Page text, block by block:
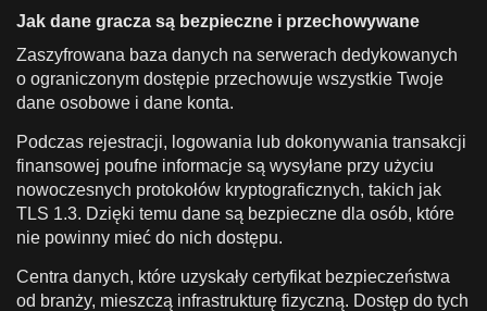
Jak dane gracza są bezpieczne i przechowywane
Zaszyfrowana baza danych na serwerach dedykowanych
o ograniczonym dostępie przechowuje wszystkie Twoje
dane osobowe i dane konta.
Podczas rejestracji, logowania lub dokonywania transakcji
finansowej poufne informacje są wysyłane przy użyciu
nowoczesnych protokołów kryptograficznych, takich jak
TLS 1.3. Dzięki temu dane są bezpieczne dla osób, które
nie powinny mieć do nich dostępu.
Centra danych, które uzyskały certyfikat bezpieczeństwa
od branży, mieszczą infrastrukturę fizyczną. Dostęp do tych